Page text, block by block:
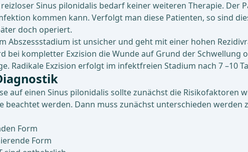
Sinus pilonidalis bedarf keiner weiteren Therapie.
kommen kann. Verfolgt man diese Patienten, so sind
doch operiert.
Abszessstadium ist unsicher und geht mit einer hohen
bei kompletter Exzision die Wunde auf Grund der
Radikale Exzision erfolgt im infektfreien Stadium nach 7 –10
auf einen Sinus pilonidalis sollte zunächst die
beachtet werden. Dann muss zunächst unterschieden werden
Form
Form